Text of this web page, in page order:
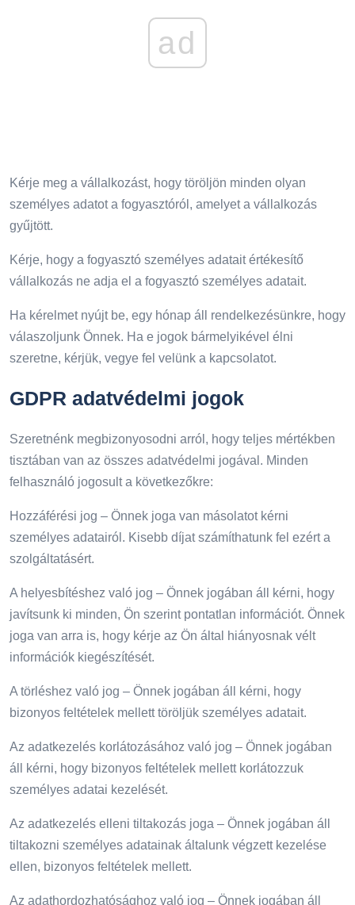
ad
Kérje meg a vállalkozást, hogy töröljön minden olyan
személyes adatot a fogyasztóról, amelyet a vállalkozás
gyűjtött.
Kérje, hogy a fogyasztó személyes adatait értékesítő
vállalkozás ne adja el a fogyasztó személyes adatait.
Ha kérelmet nyújt be, egy hónap áll rendelkezésünkre, hogy
válaszoljunk Önnek. Ha e jogok bármelyikével élni
szeretne, kérjük, vegye fel velünk a kapcsolatot.
GDPR adatvédelmi jogok
Szeretnénk megbizonyosodni arról, hogy teljes mértékben
tisztában van az összes adatvédelmi jogával. Minden
felhasználó jogosult a következőkre:
Hozzáférési jog – Önnek joga van másolatot kérni
személyes adatairól. Kisebb díjat számíthatunk fel ezért a
szolgáltatásért.
A helyesbítéshez való jog – Önnek jogában áll kérni, hogy
javítsunk ki minden, Ön szerint pontatlan információt. Önnek
joga van arra is, hogy kérje az Ön által hiányosnak vélt
információk kiegészítését.
A törléshez való jog – Önnek jogában áll kérni, hogy
bizonyos feltételek mellett töröljük személyes adatait.
Az adatkezelés korlátozásához való jog – Önnek jogában
áll kérni, hogy bizonyos feltételek mellett korlátozzuk
személyes adatai kezelését.
Az adatkezelés elleni tiltakozás joga – Önnek jogában áll
tiltakozni személyes adatainak általunk végzett kezelése
ellen, bizonyos feltételek mellett.
Az adathordozhatósághoz való jog – Önnek jogában áll